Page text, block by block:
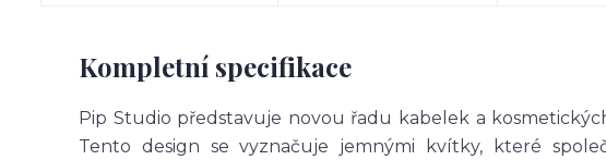
Kompletní specifikace
Pip Studio představuje novou řadu kabelek a
Tento design se vyznačuje jemnými kvítky, které